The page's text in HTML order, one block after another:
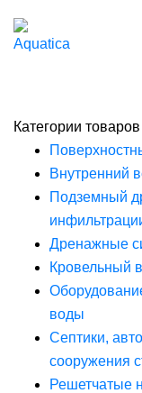
Категории товаров
Внутренний
Подземный
Дренажные
Кровельный
воды
Септики,
сооружения
Решетчатые